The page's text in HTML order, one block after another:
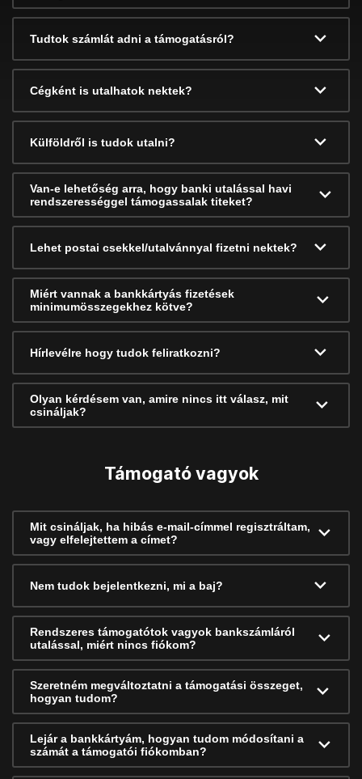
Tudtok számlát adni a támogatásról?
Cégként is utalhatok nektek?
Külföldről is tudok utalni?
Van-e lehetőség arra, hogy banki utalással havi
rendszerességgel támogassalak titeket?
Lehet postai csekkel/utalvánnyal fizetni nektek?
Miért vannak a bankkártyás fizetések
minimumösszegekhez kötve?
Hírlevélre hogy tudok feliratkozni?
Olyan kérdésem van, amire nincs itt válasz, mit
csináljak?
Támogató vagyok
Mit csináljak, ha hibás e-mail-címmel regisztráltam,
vagy elfelejtettem a címet?
Nem tudok bejelentkezni, mi a baj?
Rendszeres támogatótok vagyok bankszámláról
utalással, miért nincs fiókom?
Szeretném megváltoztatni a támogatási összeget,
hogyan tudom?
Lejár a bankkártyám, hogyan tudom módosítani a
számát a támogatói fiókomban?